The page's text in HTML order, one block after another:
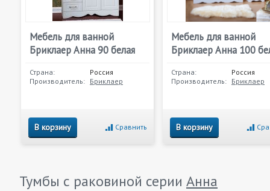
Мебель для ванной
Бриклаер Анна 90 белая
Страна:
Россия
Производитель: Бриклаер
В корзину Сравнить
Мебель для ванной
Бриклаер Анна 100
Страна:
Россия
Производитель: Бриклаер
В корзину
Тумбы с раковиной серии Анна